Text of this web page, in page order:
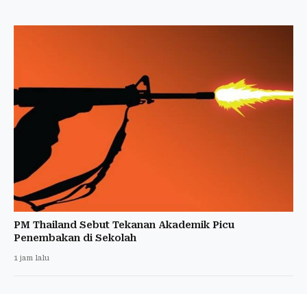
PM Thailand Sebut Tekanan Akademik Picu
Penembakan di Sekolah
1 jam lalu